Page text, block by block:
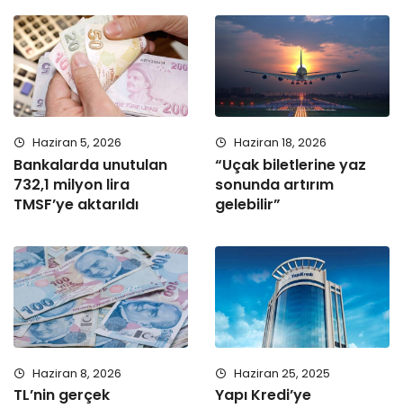
Haziran 5, 2026
Bankalarda unutulan
732,1 milyon lira
TMSF’ye aktarıldı
Haziran 18, 2026
“Uçak biletlerine yaz
sonunda artırım
gelebilir”
Haziran 8, 2026
TL’nin gerçek
Haziran 25, 2025
Yapı Kredi’ye